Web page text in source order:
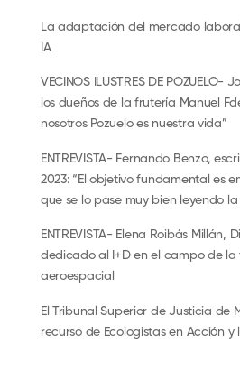
La adaptación del mercado
IA
VECINOS ILUSTRES DE POZUELO-
los dueños de la frutería Manuel
nosotros Pozuelo es nuestra vida”
ENTREVISTA- Fernando Benzo,
2023: “El objetivo fundamental es
que se lo pase muy bien leyendo la
ENTREVISTA- Elena Roibás
dedicado al I+D en el campo de la
aeroespacial
El Tribunal Superior de Justicia de
recurso de Ecologistas en Acción